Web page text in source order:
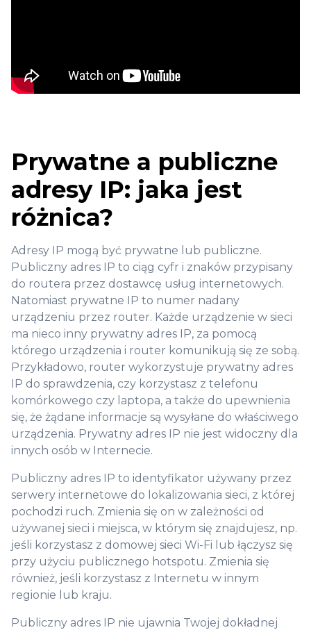
Prywatne a publiczne
adresy IP: jaka jest
różnica?
Adresy IP mogą być prywatne lub publiczne.
Publiczny adres IP to ciąg cyfr i znaków przypisany
do routera przez dostawcę usług internetowych.
Natomiast prywatne IP to numer nadany
urządzeniu przez router. Każde urządzenie w sieci
ma nieco inny prywatny adres IP, za pomocą
którego urządzenia i router komunikują się ze sobą.
Przykładowo, router wykorzystuje prywatny adres
IP do sprawdzenia, czy korzystasz z telefonu
komórkowego czy laptopa, a także do upewnienia
się, że żądane informacje są wysyłane do właściwego
urządzenia. Prywatny adres IP nie jest widoczny dla
innych osób w Internecie.
Publiczny adres IP to identyfikator używany przez
serwery internetowe do lokalizowania sieci, z której
pochodzi ruch. Zmienia się on w zależności od
używanej sieci i miejsca, w którym się znajdujesz, np.
jeśli korzystasz z domowej sieci Wi-Fi lub łączysz się
przy użyciu publicznego hotspotu. Zmienia się
również, jeśli korzystasz z Internetu w innym
regionie lub kraju.
Publiczny adres IP nie ujawnia Twojej dokładnej